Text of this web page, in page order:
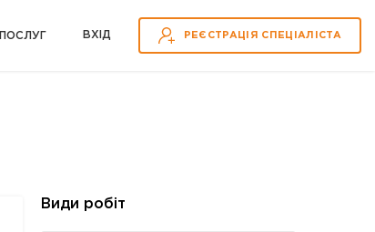
ВХІД РЕЄСТРАЦІЯ СПЕЦІАЛІСТА
Види робіт